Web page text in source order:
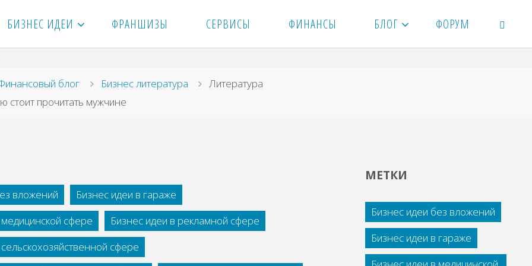
БИЗНЕС ИДЕИ ФРАНШИЗЫ СЕРВИСЫ ФИНАНСЫ БЛОГ ФОРУМ
блог Бизнес литература
Литература
стоит прочитать мужчине
вложений
Бизнес идеи в гараже
сфере
Бизнес идеи в рекламной сфере
сфере
МЕТКИ
Бизнес идеи без вложений
Бизнес идеи в гараже